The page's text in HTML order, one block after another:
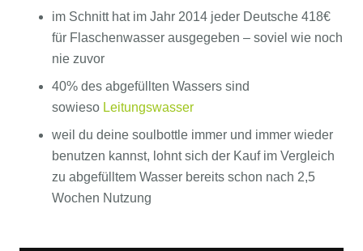
im Schnitt hat im Jahr 2014 jeder Deutsche 418€
für Flaschenwasser ausgegeben – soviel wie noch
nie zuvor
40% des abgefüllten Wassers sind
sowieso Leitungswasser
weil du deine soulbottle immer und immer wieder
benutzen kannst, lohnt sich der Kauf im Vergleich
zu abgefülltem Wasser bereits schon nach 2,5
Wochen Nutzung